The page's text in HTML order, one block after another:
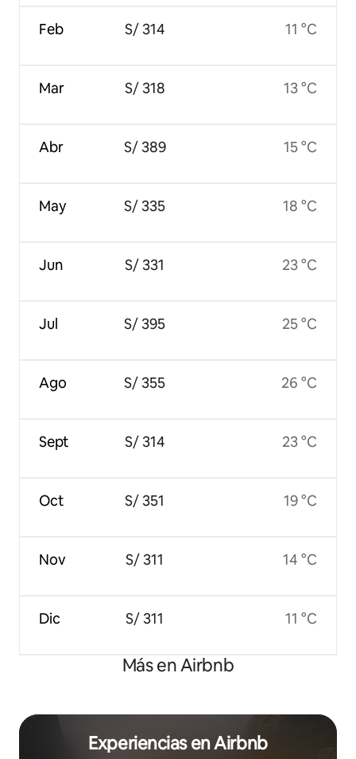
Feb
Mar
Abr
May
Jun
Jul
Ago
Sept
Oct
Nov
Dic
S/ 314
S/ 318
S/ 389
S/ 335
S/ 331
S/ 395
S/ 355
S/ 314
S/ 351
S/ 311
S/ 311
11 °C
13 °C
15 °C
18 °C
23 °C
25 °C
26 °C
23 °C
19 °C
14 °C
11 °C
Más en Airbnb
Experiencias en Airbnb